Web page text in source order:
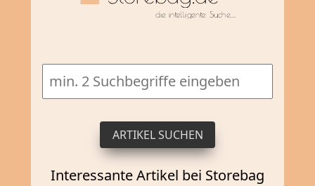
Interessante Artikel bei Storebag